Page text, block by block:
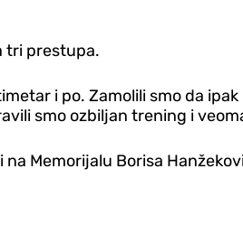
tri prestupa.
i po. Zamolili smo da
smo ozbiljan trening i
Memorijalu Borisa